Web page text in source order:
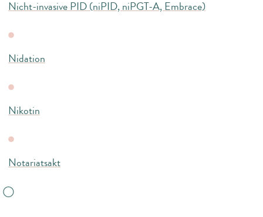
Nicht-invasive PID (niPID, niPGT-A, Embrace)
Nidation
Nikotin
Notariatsakt
O